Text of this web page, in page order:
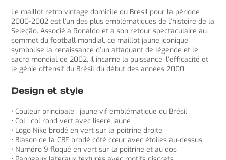
Le maillot retro vintage domicile du Brésil pour la période
2000-2002 est l’un des plus emblématiques de l’histoire de la
Seleção. Associé à Ronaldo et à son retour spectaculaire au
sommet du football mondial, ce maillot jaune iconique
symbolise la renaissance d’un attaquant de légende et le
sacre mondial de 2002. Il incarne la puissance, l’efficacité et
le génie offensif du Brésil du début des années 2000.
Design et style
• Couleur principale : jaune vif emblématique du Brésil
• Col : col rond vert avec liseré jaune
• Logo Nike brodé en vert sur la poitrine droite
• Blason de la CBF brodé côté cœur avec étoiles au-dessus
• Numéro 9 floqué en vert sur la poitrine et au dos